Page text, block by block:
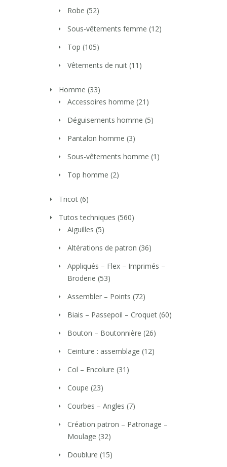
Robe (52)
Sous-vêtements femme (12)
Top (105)
Vêtements de nuit (11)
Homme (33)
Accessoires homme (21)
Déguisements homme (5)
Pantalon homme (3)
Sous-vêtements homme (1)
Top homme (2)
Tricot (6)
Tutos techniques (560)
Aiguilles (5)
Altérations de patron (36)
Appliqués – Flex – Imprimés –
Broderie (53)
Assembler – Points (72)
Biais – Passepoil – Croquet (60)
Bouton – Boutonnière (26)
Ceinture : assemblage (12)
Col – Encolure (31)
Coupe (23)
Courbes – Angles (7)
Création patron – Patronage –
Moulage (32)
Doublure (15)